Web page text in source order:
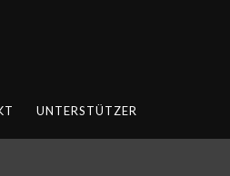
UNTERSTÜTZER